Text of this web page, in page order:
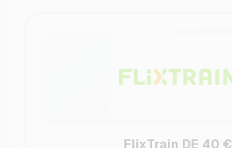
FlixTrain DE 40 €